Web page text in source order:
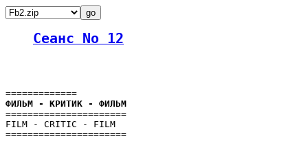
Сеанс No 12
======================
FILM - CRITIC - FILM
======================